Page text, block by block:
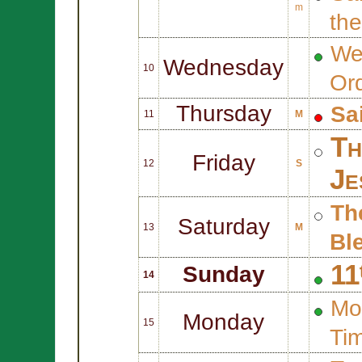
m
10 Wednesday
11 Thursday M
12 Friday S
13 Saturday M
14 Sunday
15 Monday